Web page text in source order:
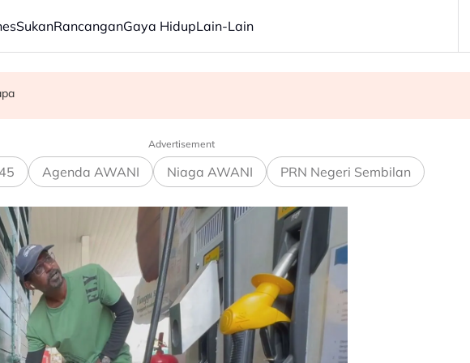
SukanRancanganGaya HidupLain-Lain
Piala ASEAN
ikan
Advertisement
Agenda AWANI Niaga AWANI PRN Negeri Sembilan